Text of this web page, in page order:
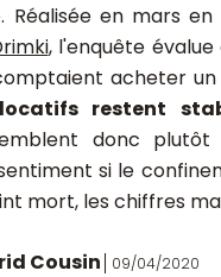
Réalisée en mars
, l'enquête
acheter un
restent
donc
si le
mort, les chiffres
Cousin 09/04/2020